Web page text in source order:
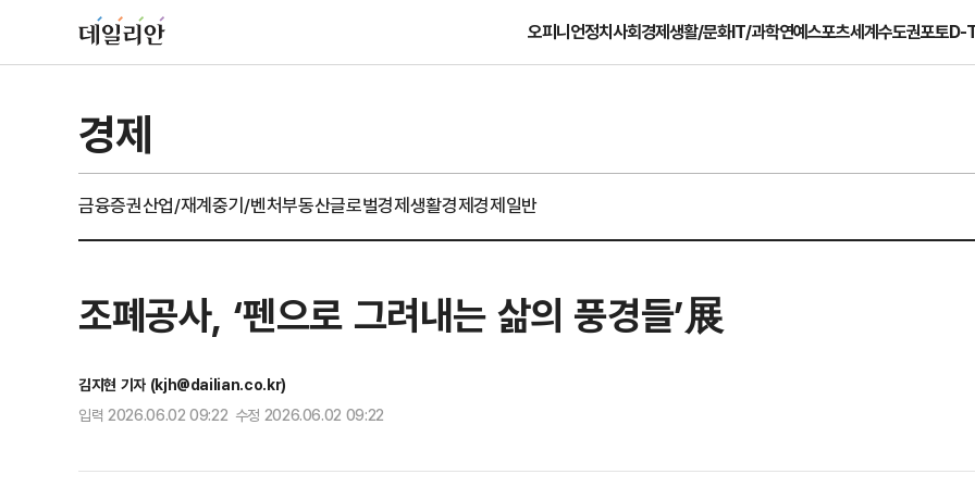
오피니언정치사회경제생활/문화IT/과학연예스포츠세계수도권포토D-
경제
금융증권산업/재계중기/벤처부동산글로벌경제생활경제경제일반
조폐공사, ‘펜으로 그려내는 삶의 풍경들’展
김지현 기자 (kjh@dailian.co.kr)
입력 2026.06.02 09:22 수정 2026.06.02 09:22